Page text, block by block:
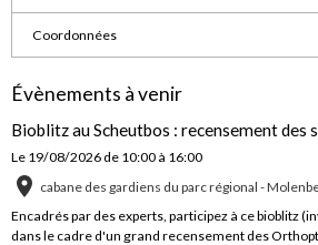
Coordonnées
Évènements à venir
Bioblitz au Scheutbos : recensement des
Le 19/08/2026de 10:00 à 16:00
cabane des gardiens du parc régional -
Encadrés par des experts, participez à ce bioblitz
dans le cadre d'un grand recensement des